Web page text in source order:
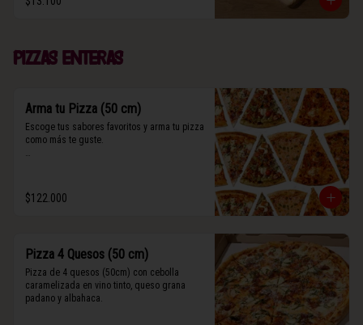
Pizzas enteras
Arma tu Pizza (50 cm)
Escoge tus sabores favoritos y arma tu pizza
como más te guste.
secos y maní.
$122.000
Pizza 4 Quesos (50 cm)
Pizza de 4 quesos (50cm) con cebolla
caramelizada en vino tinto, queso grana
padano y albahaca.